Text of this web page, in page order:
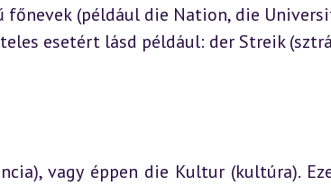
főnevek (például die Nation, die
esetért lásd például: der Streik
vagy éppen die Kultur (kultúra).